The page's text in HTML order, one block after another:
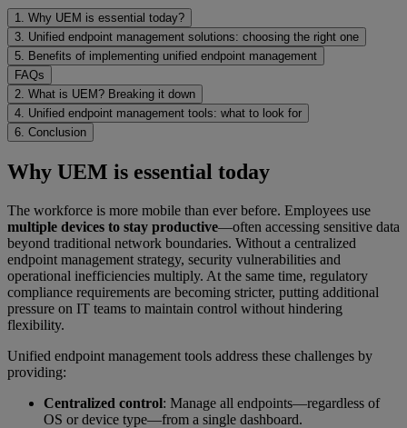
1. Why UEM is essential today?
3. Unified endpoint management solutions: choosing the right one
5. Benefits of implementing unified endpoint management
FAQs
2. What is UEM? Breaking it down
4. Unified endpoint management tools: what to look for
6. Conclusion
Why UEM is essential today
The workforce is more mobile than ever before. Employees use
multiple devices to stay productive—often accessing sensitive data
beyond traditional network boundaries. Without a centralized
endpoint management strategy, security vulnerabilities and
operational inefficiencies multiply. At the same time, regulatory
compliance requirements are becoming stricter, putting additional
pressure on IT teams to maintain control without hindering
flexibility.
Unified endpoint management tools address these challenges by
providing:
Centralized control: Manage all endpoints—regardless of
OS or device type—from a single dashboard.